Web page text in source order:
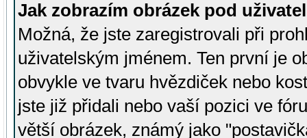
Jak zobrazím obrázek pod
Možná, že jste zaregistrovali při
uživatelským jménem. Ten první je
obvykle ve tvaru hvězdiček nebo
jste již přidali nebo vaší pozici ve
větší obrázek, známý jako